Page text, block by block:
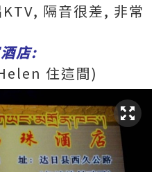
隔音很差, 非常
店:
住這間)